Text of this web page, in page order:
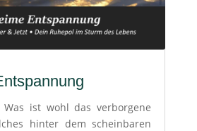
Was ist wohl das verborgene
hinter dem scheinbaren